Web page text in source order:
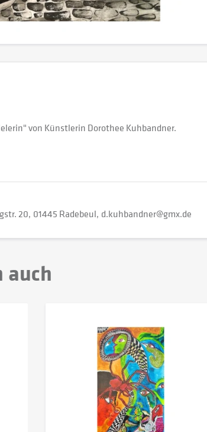
von Künstlerin Dorothee Kuhbandner.
20 01445 Radebeul d.kuhbandner@gmx.de
auch